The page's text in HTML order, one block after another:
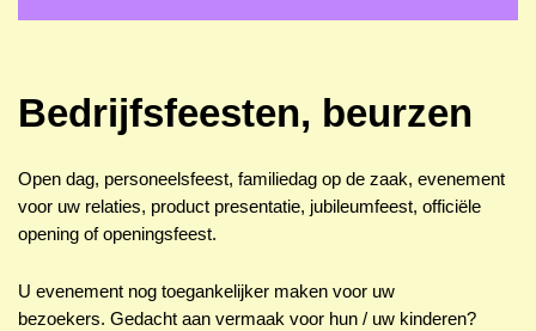
Bedrijfsfeesten, beurzen
Open dag, personeelsfeest, familiedag op de zaak, evenement
voor uw relaties, product presentatie, jubileumfeest, officiële
opening of openingsfeest.
U evenement nog toegankelijker maken voor uw
bezoekers. Gedacht aan vermaak voor hun / uw kinderen?